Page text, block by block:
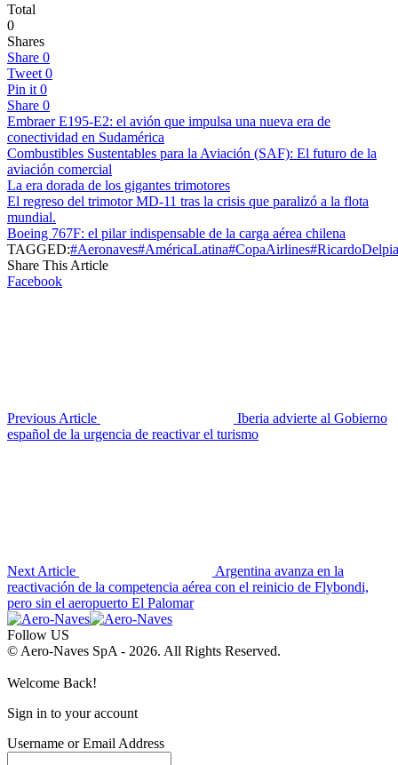
Total
0
Shares
Share 0
Tweet 0
Pin it 0
Share 0
Embraer E195-E2: el avión que impulsa una nueva era de
conectividad en Sudamérica
Combustibles Sustentables para la Aviación (SAF): El futuro de la
aviación comercial
La era dorada de los gigantes trimotores
El regreso del trimotor MD-11 tras la crisis que paralizó a la flota
mundial.
Boeing 767F: el pilar indispensable de la carga aérea chilena
TAGGED:#Aeronaves#AméricaLatina#CopaAirlines
Share This Article
Facebook
Previous Article
Iberia advierte al Gobierno
español de la urgencia de reactivar el turismo
Next Article
Argentina avanza en la
reactivación de la competencia aérea con el reinicio de Flybondi,
pero sin el aeropuerto El Palomar
Follow US
© Aero-Naves SpA - 2026. All Rights Reserved.
Welcome Back!
Sign in to your account
Username or Email Address